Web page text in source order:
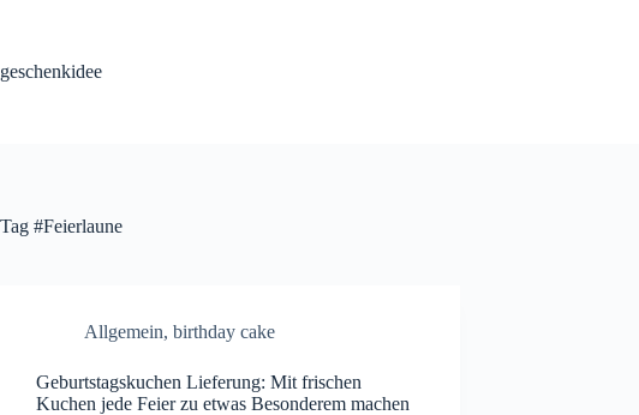
geschenkidee
Tag #Feierlaune
Allgemein, birthday cake
Geburtstagskuchen Lieferung: Mit frischen
Kuchen jede Feier zu etwas Besonderem machen